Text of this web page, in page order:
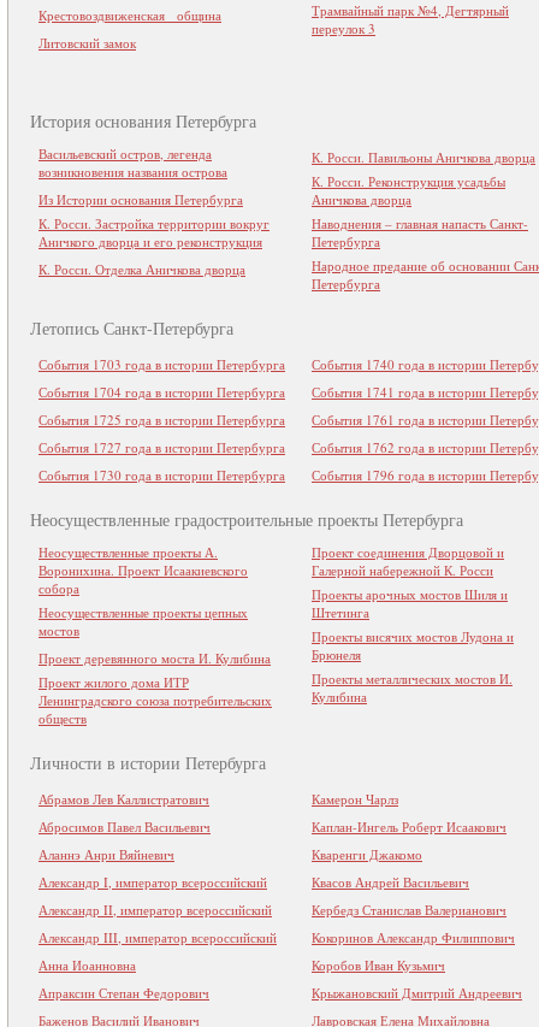
Крестовоздвиженская община
Литовский замок
Трамвайный парк №4, Дегтярный
переулок 3
История основания Петербурга
Васильевский остров, легенда
возникновения названия острова
Из Истории основания Петербурга
К. Росси. Застройка территории вокруг
Аничкого дворца и его реконструкция
К. Росси. Отделка Аничкова дворца
К. Росси. Павильоны Аничкова дворца
К. Росси. Реконструкция усадьбы
Аничкова дворца
Наводнения – главная напасть Санкт-
Петербурга
Народное предание об основании
Петербурга
Летопись Санкт-Петербурга
События 1703 года в истории Петербурга
События 1704 года в истории Петербурга
События 1725 года в истории Петербурга
События 1727 года в истории Петербурга
События 1730 года в истории Петербурга
События 1740 года в истории
События 1741 года в истории
События 1761 года в истории
События 1762 года в истории
События 1796 года в истории
Неосуществленные градостроительные проекты Петербурга
Неосуществленные проекты А.
Воронихина. Проект Исаакиевского
собора
Неосуществленные проекты цепных
мостов
Проект деревянного моста И. Кулибина
Проект жилого дома ИТР
Ленинградского союза потребительских
обществ
Проект соединения Дворцовой и
Галерной набережной К. Росси
Проекты арочных мостов Шиля и
Штетинга
Проекты висячих мостов Лудона и
Брюнеля
Проекты металлических мостов И.
Кулибина
Личности в истории Петербурга
Абрамов Лев Каллистратович
Абросимов Павел Васильевич
Аланнэ Анри Вяйневич
Александр I, император всероссийский
Александр II, император всероссийский
Александр III, император всероссийский
Анна Иоанновна
Апраксин Степан Федорович
Баженов Василий Иванович
Камерон Чарлз
Каплан-Ингель Роберт Исаакович
Кваренги Джакомо
Квасов Андрей Васильевич
Кербедз Станислав Валерианович
Кокоринов Александр Филиппович
Коробов Иван Кузьмич
Крыжановский Дмитрий Андреевич
Лавровская Елена Михайловна